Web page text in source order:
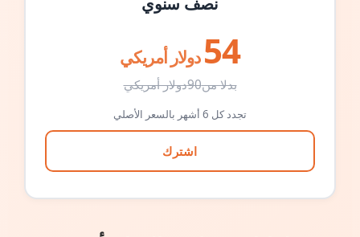
54 دولار أمريكي
بدلا من90دولار أمريكي
تجدد كل 6 أشهر بالسعر الأصلي
اشترك